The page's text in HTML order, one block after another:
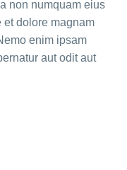
non numquam eius
dolore magnam
enim ipsam
aut odit aut